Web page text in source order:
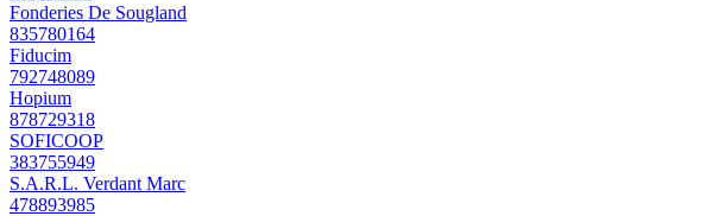
Fonderies De Sougland
835780164
Fiducim
792748089
Hopium
878729318
SOFICOOP
383755949
S.A.R.L. Verdant Marc
478893985